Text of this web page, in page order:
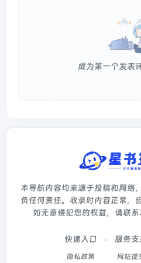
成为第一个发表
本导航内容均来源于投稿和网络
负任何责任。收录时内容正常，
如无意侵犯您的权益，请联系
快速入口
隐私政策
服务支
网站提